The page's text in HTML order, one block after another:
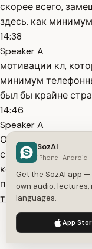
скорее всего,
здесь. как
14:38
Speaker A
мотивации кл,
минимум
был бы крайне
14:46
Speaker A
От самой ДС, как я
силуэт, несколько
комната. С одной
произошло что-то
трагичное. Вряд ли
другой она точно
15:03
Speaker A
We use cookies to
SozAI
iPhone · Android
Get the SozAI app
own audio: lectures,
languages.
App